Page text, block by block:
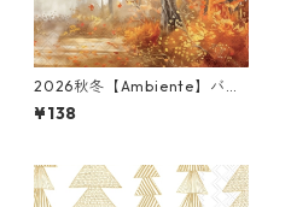
2026秋冬【Ambiente】バラ
売り2枚 ランチサイズ ペーパ
ーナプキン Autumn Tree オ
¥138